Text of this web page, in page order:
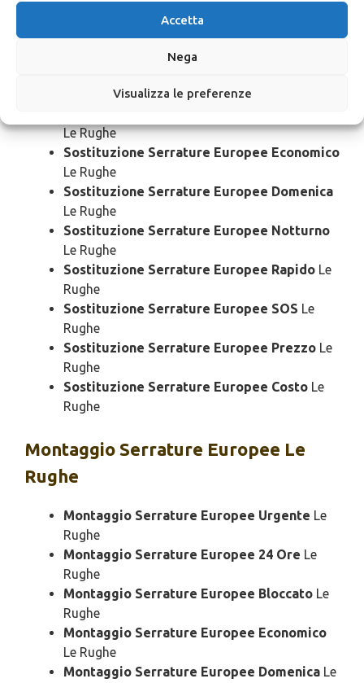
Accetta
Nega
Visualizza le preferenze
Sostituzione Serrature Europee UrgenteLe
Le Rughe
Sostituzione Serrature Europee Economico
Le Rughe
Sostituzione Serrature Europee Domenica
Le Rughe
Sostituzione Serrature Europee Notturno
Le Rughe
Sostituzione Serrature Europee Rapido Le
Rughe
Sostituzione Serrature Europee SOS Le
Rughe
Sostituzione Serrature Europee Prezzo Le
Rughe
Sostituzione Serrature Europee Costo Le
Rughe
Montaggio Serrature Europee Le
Rughe
Montaggio Serrature Europee Urgente Le
Rughe
Montaggio Serrature Europee 24 Ore Le
Rughe
Montaggio Serrature Europee Bloccato Le
Rughe
Montaggio Serrature Europee Economico
Le Rughe
Montaggio Serrature Europee Domenica Le